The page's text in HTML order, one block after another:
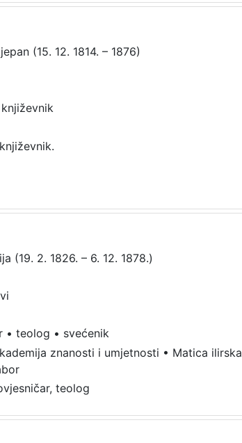
(15. 12. 1814. – 1876)
književnik
(19. 2. 1826. – 6. 12. 1878.)
• teolog • svećenik
znanosti i umjetnosti • Matica ilirska
teolog